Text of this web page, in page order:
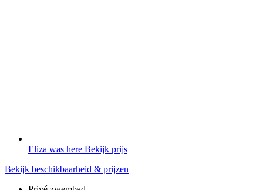
Eliza was here Bekijk prijs
Bekijk beschikbaarheid & prijzen